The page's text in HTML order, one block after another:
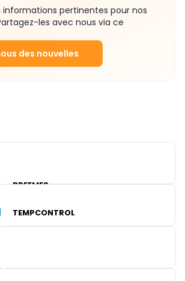
informations pertinentes pour nos
les avec nous via ce
des nouvelles
BREEMES
TEMPCONTROL